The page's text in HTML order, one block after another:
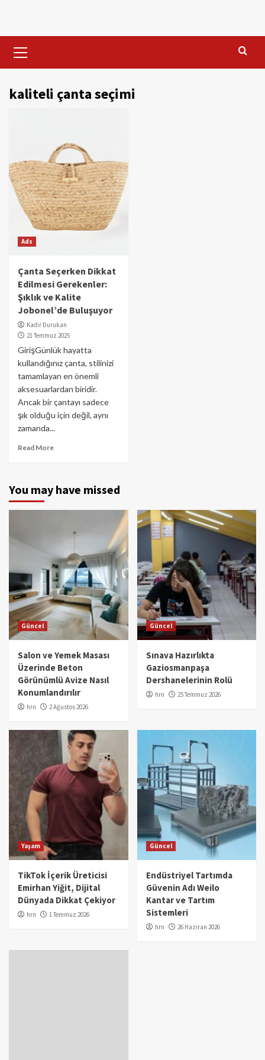
content
Menu
kaliteli çanta seçimi
Ads
Çanta Seçerken Dikkat
Edilmesi Gerekenler:
Şıklık ve Kalite
Jobonel’de Buluşuyor
Kadir Durukan
21 Temmuz 2025
GirişGünlük hayatta
kullandığınız çanta, stilinizi
tamamlayan en önemli
aksesuarlardan biridir.
Ancak bir çantayı sadece
şık olduğu için değil, aynı
zamanda...
Read More
You may have missed
Güncel
Salon ve Yemek Masası
Üzerinde Beton
Görünümlü Avize Nasıl
Konumlandırılır
hrn 2 Ağustos 2026
Güncel
Sınava Hazırlıkta
Gaziosmanpaşa
Dershanelerinin Rolü
hrn 25 Temmuz 2026
Yaşam
TikTok İçerik Üreticisi
Emirhan Yiğit, Dijital
Dünyada Dikkat Çekiyor
hrn 1 Temmuz 2026
Güncel
Endüstriyel Tartımda
Güvenin Adı Weilo
Kantar ve Tartım
Sistemleri
hrn 26 Haziran 2026